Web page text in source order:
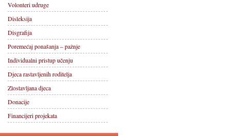
Volonteri udruge
Disleksija
Disgrafija
Poremećaj ponašanja – pažnje
Individualni pristup učenju
Djeca rastavljenih roditelja
Zlostavljana djeca
Donacije
Financijeri projekata